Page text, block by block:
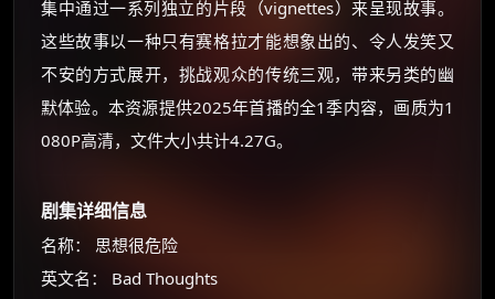
集中通过一系列独立的片段（vignettes）来呈现故事。
这些故事以一种只有赛格拉才能想象出的、令人发笑又
不安的方式展开，挑战观众的传统三观，带来另类的幽
默体验。本资源提供2025年首播的全1季内容，画质为1
080P高清，文件大小共计4.27G。
剧集详细信息
名称： 思想很危险
英文名： Bad Thoughts